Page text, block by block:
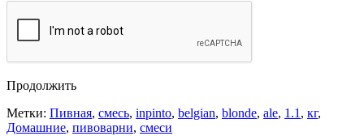
Продолжить
Метки: Пивная, смесь, inpinto, belgian, blonde, ale, 1.1 , кг,
Домашние, пивоварни, смеси